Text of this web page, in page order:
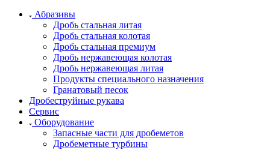
Абразивы
Дробь стальная литая
Дробь стальная колотая
Дробь стальная премиум
Дробь нержавеющая колотая
Дробь нержавеющая литая
Продукты специального назначения
Гранатовый песок
Дробеструйные рукава
Сервис
Оборудование
Запасные части для дробеметов
Дробеметные турбины